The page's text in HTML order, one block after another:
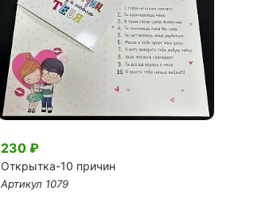
230 ₽
Открытка-10 причин
Артикул 1079